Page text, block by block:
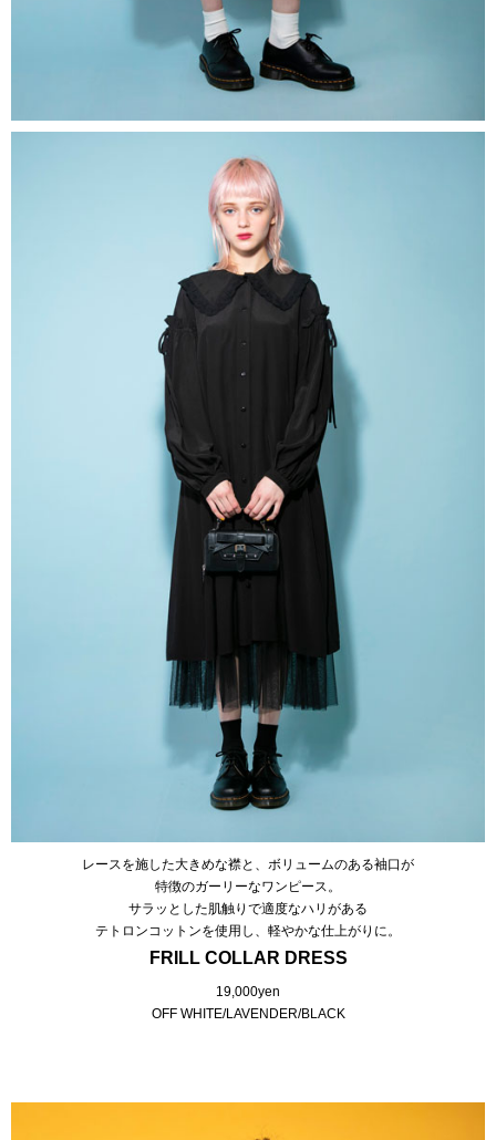
レースを施した大きめな襟と、ボリュームのある袖口が
特徴のガーリーなワンピース。
サラッとした肌触りで適度なハリがある
テトロンコットンを使用し、軽やかな仕上がりに。
FRILL COLLAR DRESS
19,000yen
OFF WHITE/LAVENDER/BLACK